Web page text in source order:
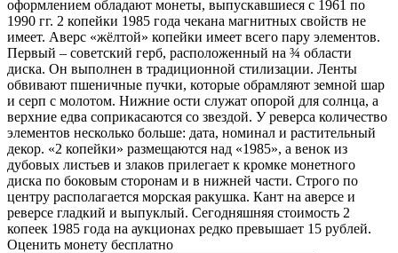
оформлением обладают монеты, выпускавшиеся с 1961 по
1990 гг. 2 копейки 1985 года чекана магнитных свойств не
имеет. Аверс «жёлтой» копейки имеет всего пару элементов.
Первый – советский герб, расположенный на ¾ области
диска. Он выполнен в традиционной стилизации. Ленты
обвивают пшеничные пучки, которые обрамляют земной шар
и серп с молотом. Нижние ости служат опорой для солнца, а
верхние едва соприкасаются со звездой. У реверса количество
элементов несколько больше: дата, номинал и растительный
декор. «2 копейки» размещаются над «1985», а венок из
дубовых листьев и злаков прилегает к кромке монетного
диска по боковым сторонам и в нижней части. Строго по
центру располагается морская ракушка. Кант на аверсе и
реверсе гладкий и выпуклый. Сегодняшняя стоимость 2
копеек 1985 года на аукционах редко превышает 15 рублей.
Оценить монету бесплатно